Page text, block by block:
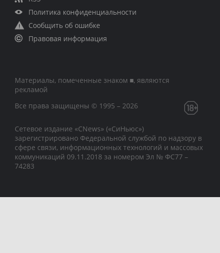
Политика конфиденциальности
Сообщить об ошибке
Правовая информация
Материалы, помеченные знаком ■, являются
рекламой
Все права защищены © 1995 – 2026
Сетевое издание «CNews» («СиНьюс»)
зарегистрировано Федеральной службой по надзору в
сфере связи, информационных технологий и массовых
коммуникаций 09.11.2018 за номером Эл № ФС77 –
74283